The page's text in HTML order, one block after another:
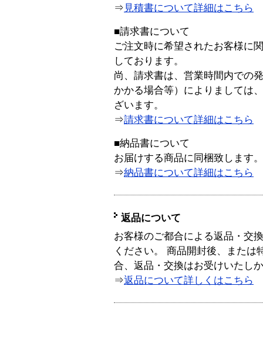
⇒ 見積書について詳細はこちら
■請求書について
ご注文時に希望されたお客様に
しております。
尚、請求書は、営業時間内での
かかる場合等）によりましては
ざいます。
⇒請求書について詳細はこちら
■納品書について
お届けする商品に同梱致します。
⇒納品書について詳細はこちら
返品について
お客様のご都合による返品・交
ください。 商品開封後、または
合、返品・交換はお受けいたし
⇒返品について詳しくはこちら